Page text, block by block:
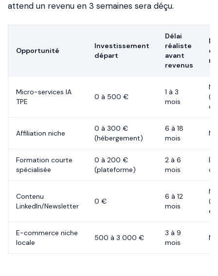
attend un revenu en 3 semaines sera déçu.
Opportunité
Investissement
départ
Délai
réaliste
avant
revenus
Micro-services IA
TPE
0 à 500 €
1 à 3
mois
Affiliation niche
0 à 300 €
(hébergement)
6 à 18
mois
Formation courte
spécialisée
0 à 200 €
(plateforme)
2 à 6
mois
Contenu
LinkedIn/Newsletter
0 €
6 à 12
mois
E-commerce niche
locale
500 à 3 000 €
3 à 9
mois